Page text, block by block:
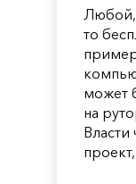
Любой,
то
может
на
Власти